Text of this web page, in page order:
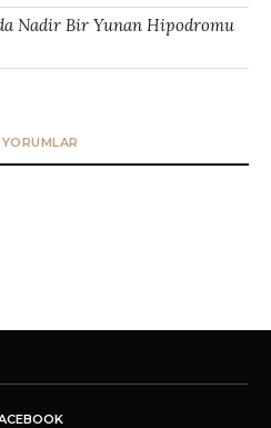
Nadir Bir Yunan Hipodromu